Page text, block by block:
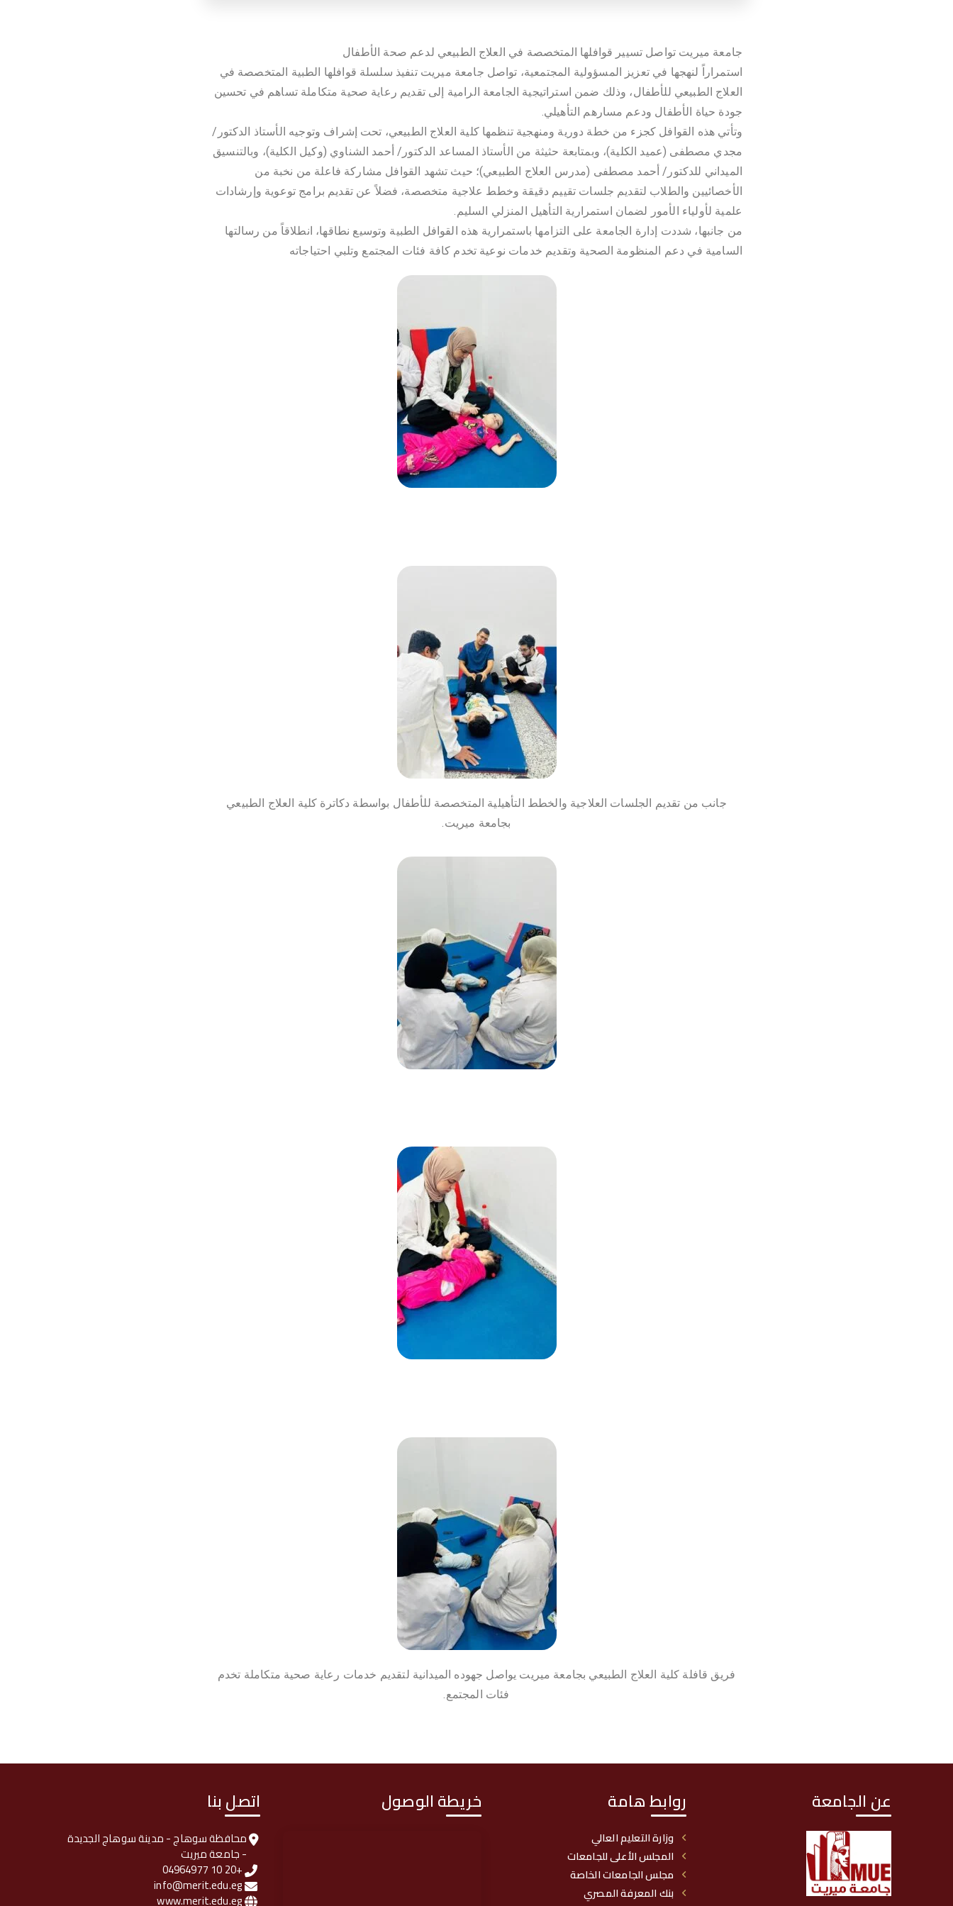
جامعة ميريت تواصل تسيير قوافلها المتخصصة في العلاج الطبيعي لدعم صحة الأطفال
استمراراً لنهجها في تعزيز المسؤولية المجتمعية، تواصل جامعة ميريت تنفيذ سلسلة قوافلها الطبية المتخصصة في
العلاج الطبيعي للأطفال، وذلك ضمن استراتيجية الجامعة الرامية إلى تقديم رعاية صحية متكاملة تساهم في تحسين
جودة حياة الأطفال ودعم مسارهم التأهيلي.
وتأتي هذه القوافل كجزء من خطة دورية ومنهجية تنظمها كلية العلاج الطبيعي، تحت إشراف وتوجيه الأستاذ الدكتور/
مجدي مصطفى (عميد الكلية)، وبمتابعة حثيثة من الأستاذ المساعد الدكتور/ أحمد الشناوي (وكيل الكلية)، وبالتنسيق
الميداني للدكتور/ أحمد مصطفى (مدرس العلاج الطبيعي)؛ حيث تشهد القوافل مشاركة فاعلة من نخبة من
الأخصائيين والطلاب لتقديم جلسات تقييم دقيقة وخطط علاجية متخصصة، فضلاً عن تقديم برامج توعوية وإرشادات
علمية لأولياء الأمور لضمان استمرارية التأهيل المنزلي السليم.
من جانبها، شددت إدارة الجامعة على التزامها باستمرارية هذه القوافل الطبية وتوسيع نطاقها، انطلاقاً من رسالتها
السامية في دعم المنظومة الصحية وتقديم خدمات نوعية تخدم كافة فئات المجتمع وتلبي احتياجاته
جانب من تقديم الجلسات العلاجية والخطط التأهيلية المتخصصة للأطفال بواسطة دكاترة كلية العلاج الطبيعي
بجامعة ميريت.
فريق قافلة كلية العلاج الطبيعي بجامعة ميريت يواصل جهوده الميدانية لتقديم خدمات رعاية صحية متكاملة تخدم
فئات المجتمع.
عن الجامعة روابط هامة
وزارة التعليم العالي
المجلس الأعلى للجامعات
مجلس الجامعات الخاصة
بنك المعرفة المصري
خريطة الوصول اتصل بنا
محافظة سوهاج - مدينة سوهاج الجديدة
- جامعة ميريت
+20 10 04964977
info@merit.edu.eg
www.merit.edu.eg